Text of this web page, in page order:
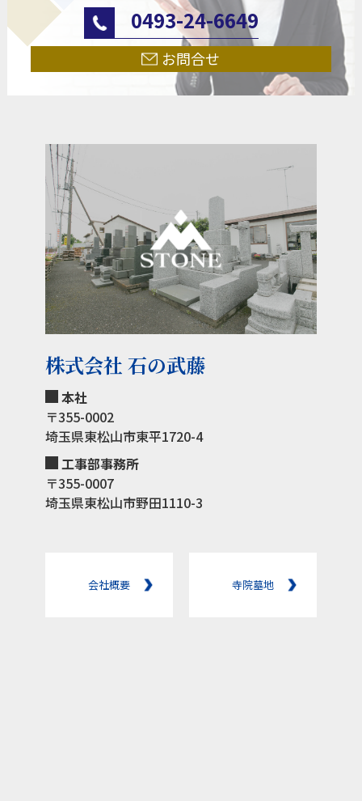
0493-24-6649
お問合せ
株式会社 石の武藤
本社
〒355-0002
埼玉県東松山市東平1720-4
工事部事務所
〒355-0007
埼玉県東松山市野田1110-3
会社概要 寺院墓地